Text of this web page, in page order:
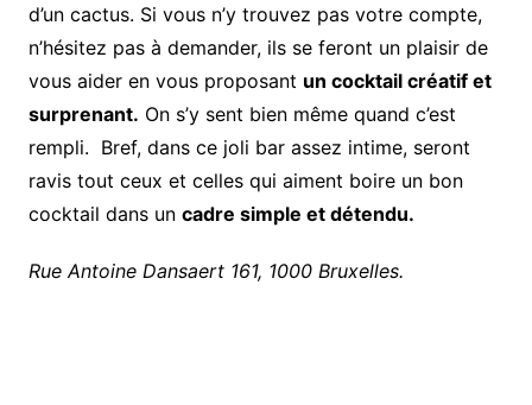
d’un cactus. Si vous n’y trouvez pas votre compte,
n’hésitez pas à demander, ils se feront un plaisir de
vous aider en vous proposant un cocktail créatif et
surprenant. On s’y sent bien même quand c’est
rempli. Bref, dans ce joli bar assez intime, seront
ravis tout ceux et celles qui aiment boire un bon
cocktail dans un cadre simple et détendu.
Rue Antoine Dansaert 161, 1000 Bruxelles.